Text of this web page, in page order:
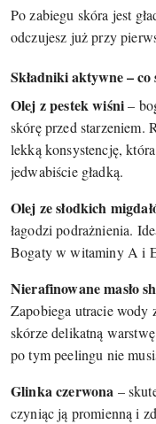
Po zabiegu skóra jest
odczujesz już przy
Składniki aktywne – co
Olej z pestek wiśni–
skórę przed starzeniem.
lekką konsystencję,
jedwabiście gładką.
Olej ze słodkich
łagodzi podrażnienia.
Bogaty w witaminy A i
Nierafinowane masło
Zapobiega utracie wody
skórze delikatną
po tym peelingu nie
Glinka czerwona –
czyniąc ją promienną i